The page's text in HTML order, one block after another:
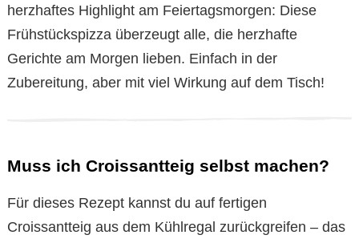
herzhaftes Highlight am Feiertagsmorgen: Diese
Frühstückspizza überzeugt alle, die herzhafte
Gerichte am Morgen lieben. Einfach in der
Zubereitung, aber mit viel Wirkung auf dem Tisch!
Muss ich Croissantteig selbst machen?
Für dieses Rezept kannst du auf fertigen
Croissantteig aus dem Kühlregal zurückgreifen – das